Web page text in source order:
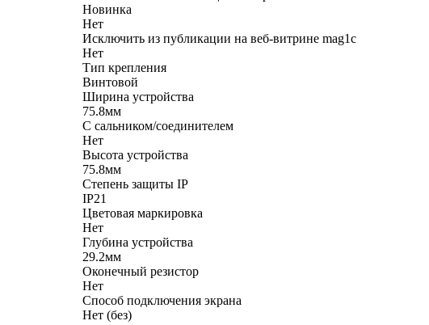
Новинка
Нет
Исключить из публикации на веб-витрине mag1c
Нет
Тип крепления
Винтовой
Ширина устройства
75.8мм
С сальником/соединителем
Нет
Высота устройства
75.8мм
Степень защиты IP
IP21
Цветовая маркировка
Нет
Глубина устройства
29.2мм
Оконечный резистор
Нет
Способ подключения экрана
Нет (без)